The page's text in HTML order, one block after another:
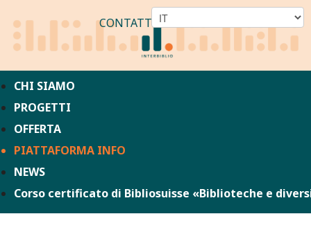
CONTATTO
CHI SIAMO
PROGETTI
OFFERTA
PIATTAFORMA INFO
NEWS
Corso certificato di Bibliosuisse «Biblioteche e